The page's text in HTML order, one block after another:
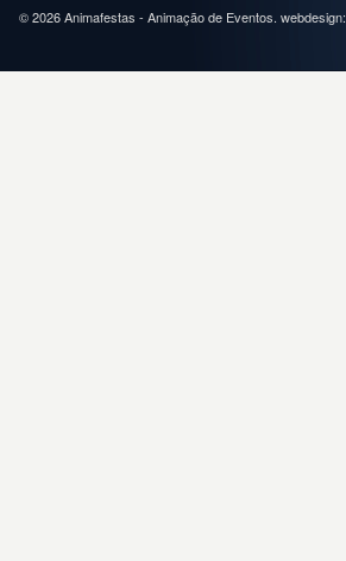
© 2026 Animafestas - Animação de Eventos. webdesign: